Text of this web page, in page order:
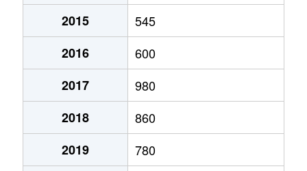
2015
545
2016
600
2017
980
2018
860
2019
780